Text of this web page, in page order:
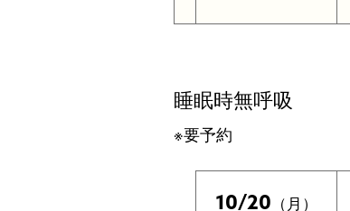
睡眠時無呼吸
※要予約
10/20 （月）